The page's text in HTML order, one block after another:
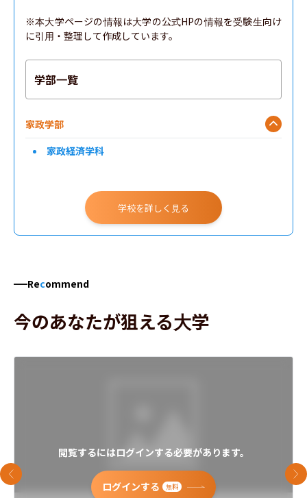
※本大学ページの情報は大学の公式HPの情報を受験生向け
に引用・整理して作成しています。
学部一覧
家政学部
家政経済学科
学校を詳しく見る
Recommend
今のあなたが狙える大学
閲覧するにはログインする必要があります。
ログインする 無料
前のスライド 次